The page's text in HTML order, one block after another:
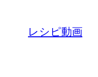
レシピ動画